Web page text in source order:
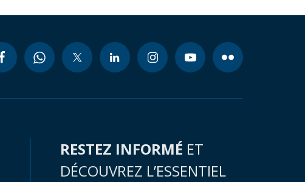
RESTEZ INFORMÉ ET
DÉCOUVREZ L’ESSENTIEL